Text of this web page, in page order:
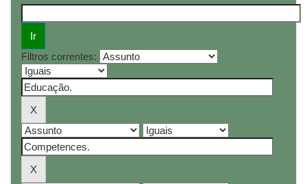
Filtros correntes: